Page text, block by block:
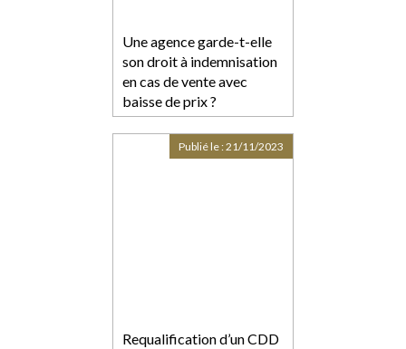
Une agence garde-t-elle
son droit à indemnisation
en cas de vente avec
baisse de prix ?
Requalification d’un CDD
Publié le :21/11/2023